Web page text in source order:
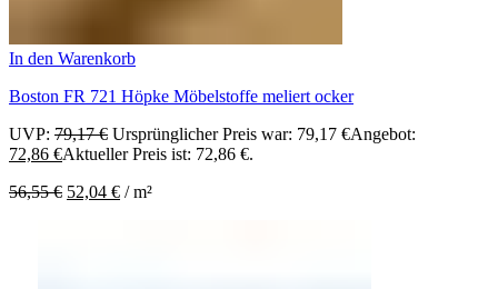
In den Warenkorb
Boston FR 721 Höpke Möbelstoffe meliert ocker
UVP: 79,17€ Ursprünglicher Preis war: 79,17 €Angebot:
72,86 €Aktueller Preis ist: 72,86 €.
56,55€ 52,04 € /m²